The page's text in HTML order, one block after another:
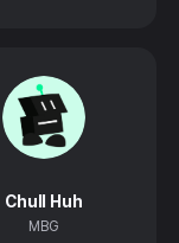
Chull Huh
MBG